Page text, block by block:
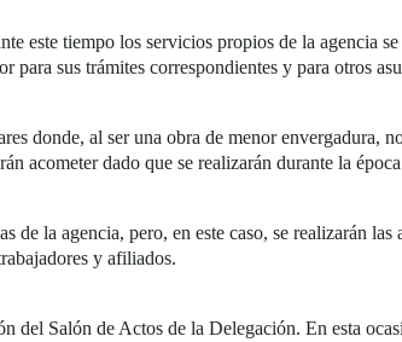
este tiempo los servicios propios de la agencia
sus trámites correspondientes y para otros
donde, al ser una obra de menor envergadura,
acometer dado que se realizarán durante la
la agencia, pero, en este caso, se realizarán las
y afiliados.
Salón de Actos de la Delegación. En esta